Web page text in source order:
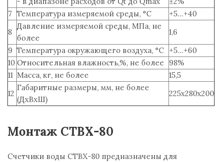
7 Температура измеряемой среды, °С
+5...+40
8
Давление измеряемой среды, МПа, не
более
1,6
9 Температура окружающего воздуха, °С
+5...+60
10 Относительная влажность,%, не более
98%
11 Масса, кг, не более
15,5
12
Габаритные размеры, мм, не более
(ДхВхШ)
225х280х200
Монтаж СТВХ-80
Счетчики воды СТВХ-80 предназначены для